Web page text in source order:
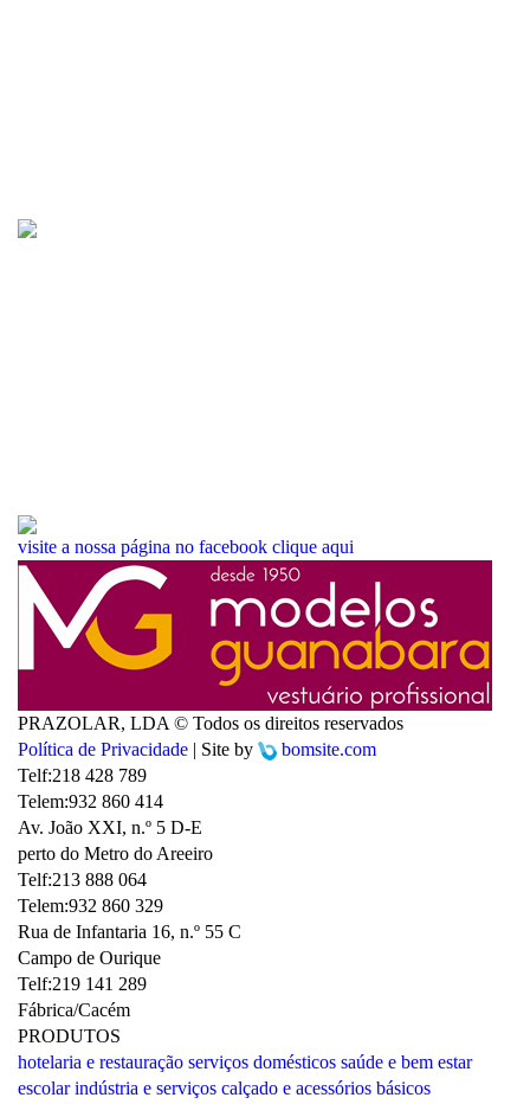
visite a nossa página no facebook clique aqui
PRAZOLAR, LDA © Todos os direitos reservados
Política de Privacidade | Site by
bomsite.com
Telf:218 428 789
Telem:932 860 414
Av. João XXI, n.º 5 D-E
perto do Metro do Areeiro
Telf:213 888 064
Telem:932 860 329
Rua de Infantaria 16, n.º 55 C
Campo de Ourique
Telf:219 141 289
Fábrica/Cacém
PRODUTOS
hotelaria e restauração serviços domésticos saúde e bem estar
escolar indústria e serviços calçado e acessórios básicos